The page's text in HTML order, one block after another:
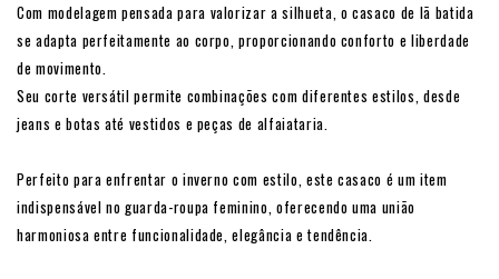
Com modelagem pensada para valorizar a silhueta, o casaco de lã batida
se adapta perfeitamente ao corpo, proporcionando conforto e liberdade
de movimento.
Seu corte versátil permite combinações com diferentes estilos, desde
jeans e botas até vestidos e peças de alfaiataria.
Perfeito para enfrentar o inverno com estilo, este casaco é um item
indispensável no guarda-roupa feminino, oferecendo uma união
harmoniosa entre funcionalidade, elegância e tendência.